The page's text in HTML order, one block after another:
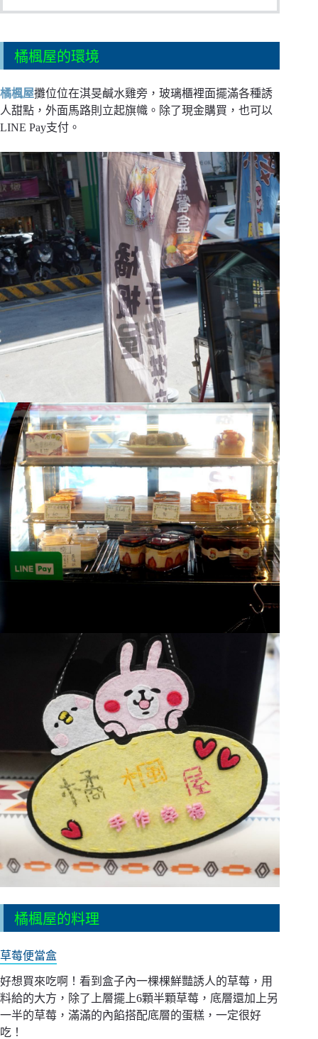
橘楓屋的環境
橘楓屋攤位位在淇旻鹹水雞旁，玻璃櫃裡面擺滿各種誘
人甜點，外面馬路則立起旗幟。除了現金購買 ，也可以
LINE Pay支付 。
橘楓屋的料理
草莓便當盒
好想買來吃啊！看到盒子內一棵棵鮮豔誘人的草莓，用
料給的大方，除了上層擺上6顆半顆草莓，底層還加上另
一半的草莓，滿滿的內餡搭配底層的蛋糕，一定很好
吃！